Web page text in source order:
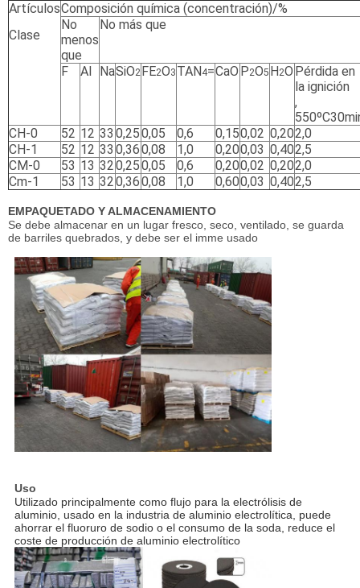
Artículos
Clase
Composición química (concentración)/%
No
menos
que
No más que
F Al NaSiO2 FE2O3 TAN 4=CaO P2O5 H 2O Pérdida en
la ignición
,
CH-0
52 12 33 0,250,05 0,6 0,150,02 0,202,0
CH-1
52 12 33 0,360,08 1,0 0,200,03 0,402,5
CM-0
53 13 320,250,05 0,6 0,200,02 0,202,0
Cm-1
53 13 320,360,08 1,0 0,600,03 0,402,5
EMPAQUETADO Y ALMACENAMIENTO
Se debe almacenar en un lugar fresco, seco, ventilado, se guarda
de barriles quebrados, y debe ser el imme usado
Uso
Utilizado principalmente como flujo para la electrólisis de
aluminio, usado en la industria de aluminio electrolítica, puede
ahorrar el fluoruro de sodio o el consumo de la soda, reduce el
coste de producción de aluminio electrolítico